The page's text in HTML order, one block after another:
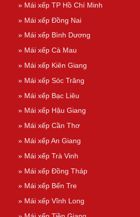
» Mái xếp TP Hồ Chí Minh
» Mái xếp Đồng Nai
» Mái xếp Bình Dương
» Mái xếp Cà Mau
» Mái xếp Kiên Giang
» Mái xếp Sóc Trăng
» Mái xếp Bạc Liêu
» Mái xếp Hậu Giang
» Mái xếp Cần Thơ
» Mái xếp An Giang
» Mái xếp Trà Vinh
» Mái xếp Đồng Tháp
» Mái xếp Bến Tre
» Mái xếp Vĩnh Long